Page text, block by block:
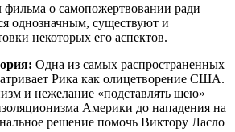
о самопожертвовании ради
однозначным, существуют и
некоторых его аспектов.
Одна из самых распространенных
Рика как олицетворение США.
и нежелание «подставлять шею»
Америки до нападения на
решение помочь Виктору Ласло